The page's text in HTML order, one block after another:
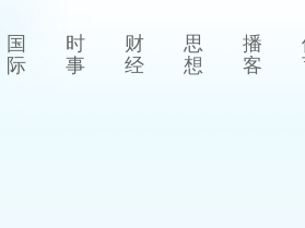
国
际
时
事
财
经
思
想
播
客